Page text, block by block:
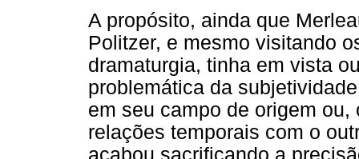
A propósito, ainda que
Politzer, e mesmo visitando
dramaturgia, tinha em vista
problemática da
em seu campo de origem
relações temporais com o
acabou sacrificando a